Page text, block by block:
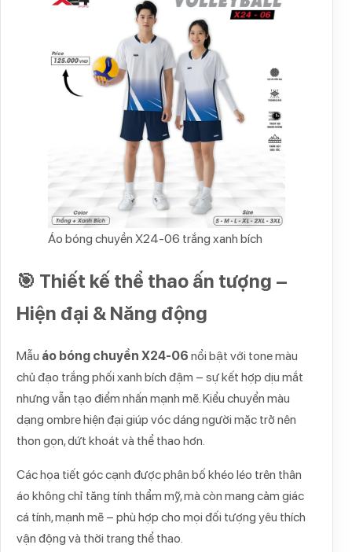
Áo bóng chuyền X24-06 trắng xanh bích
🎯 Thiết kế thể thao ấn tượng –
Hiện đại & Năng động
Mẫu áo bóng chuyền X24-06 nổi bật với tone màu
chủ đạo trắng phối xanh bích đậm – sự kết hợp dịu mắt
nhưng vẫn tạo điểm nhấn mạnh mẽ. Kiểu chuyển màu
dạng ombre hiện đại giúp vóc dáng người mặc trở nên
thon gọn, dứt khoát và thể thao hơn.
Các họa tiết góc cạnh được phân bố khéo léo trên thân
áo không chỉ tăng tính thẩm mỹ, mà còn mang cảm giác
cá tính, mạnh mẽ – phù hợp cho mọi đối tượng yêu thích
vận động và thời trang thể thao.